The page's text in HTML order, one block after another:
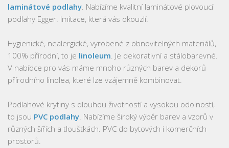
laminátové podlahy . Nabízíme kvalitní laminátové plovoucí
podlahy Egger. Imitace, která vás okouzlí.
Hygienické, nealergické, vyrobené z obnovitelných materiálů,
100% přírodní, to je linoleum . Je dekorativní a stálobarevné.
V nabídce pro vás máme mnoho různých barev a dekorů
přírodního linolea, které lze vzájemně kombinovat.
Podlahové krytiny s dlouhou životností a vysokou odolností,
to jsou PVC podlahy . Nabízíme široký výběr barev a vzorů v
různých šířích a tloušťkách. PVC do bytových i komerčních
prostorů.